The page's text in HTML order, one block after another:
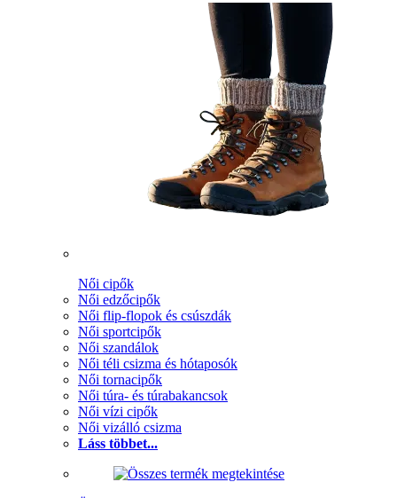
Női cipők
Női edzőcipők
Női flip-flopok és csúszdák
Női sportcipők
Női szandálok
Női téli csizma és hótaposók
Női tornacipők
Női túra- és túrabakancsok
Női vízi cipők
Női vizálló csizma
Láss többet...